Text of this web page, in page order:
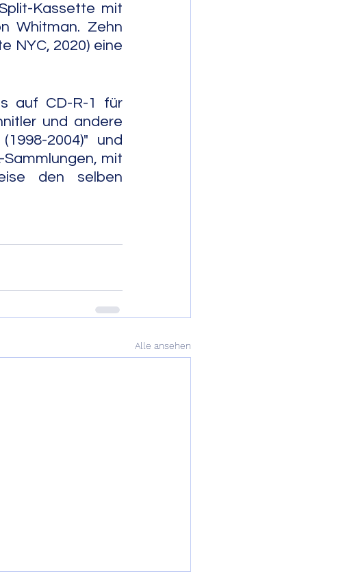
Kassette mit
Whitman. Zehn
NYC, 2020) eine
auf CD-R-1 für
und andere
2004)" und
Sammlungen, mit
den selben
Alle ansehen